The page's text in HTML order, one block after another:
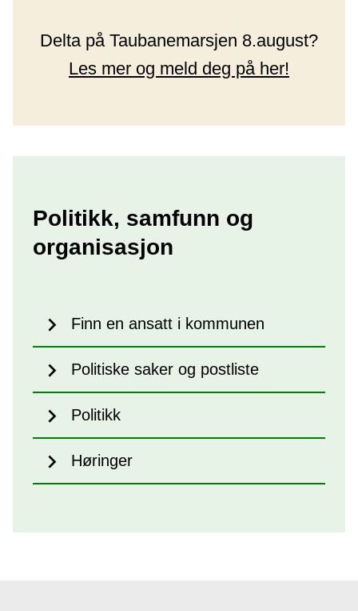
Delta på Taubanemarsjen 8.august?
Les mer og meld deg på her!
Politikk, samfunn og
organisasjon
Finn en ansatt i kommunen
Politiske saker og postliste
Politikk
Høringer